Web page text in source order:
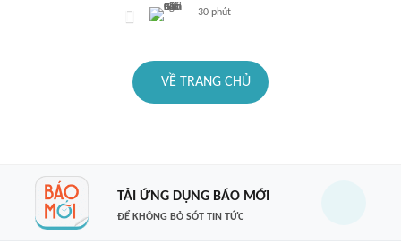
30 phút
VỀ TRANG CHỦ
TẢI ỨNG DỤNG BÁO MỚI
ĐỂ KHÔNG BỎ SÓT TIN TỨC